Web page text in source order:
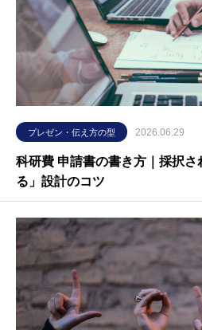
プレゼン・伝え方の型 2026.06.29
科研費 申請書の書き方｜採択
る」設計のコツ